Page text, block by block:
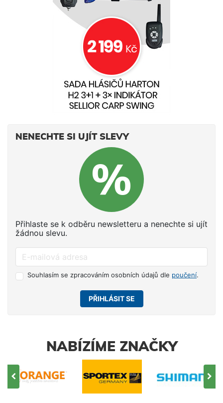
NENECHTE SI UJÍT SLEVY
Přihlaste se k odběru newsletteru a nenechte si ujít
žádnou slevu.
Souhlasím se zpracováním osobních údajů dle poučení.
PŘIHLÁSIT SE
NABÍZÍME ZNAČKY